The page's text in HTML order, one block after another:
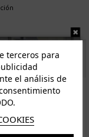
terceros para
el análisis de